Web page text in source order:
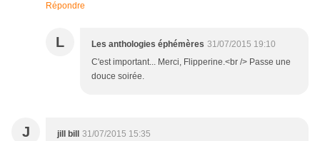
Répondre
L Les anthologies éphémères 31/07/2015 19:10
C'est important... Merci, Flipperine.<br /> Passe une
douce soirée.
J jill bill
31/07/2015 15:35